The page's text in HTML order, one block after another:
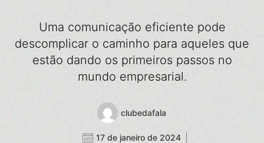
Uma comunicação eficiente pode
descomplicar o caminho para aqueles que
estão dando os primeiros passos no
mundo empresarial.
clubedafala
17 de janeiro de 2024